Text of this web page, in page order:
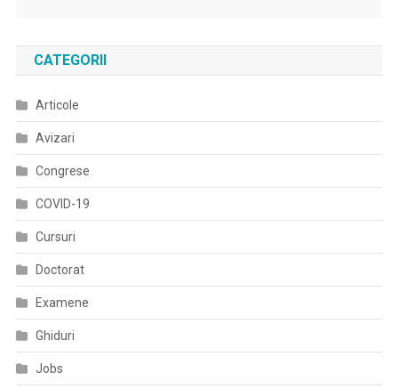
CATEGORII
Articole
Avizari
Congrese
COVID-19
Cursuri
Doctorat
Examene
Ghiduri
Jobs